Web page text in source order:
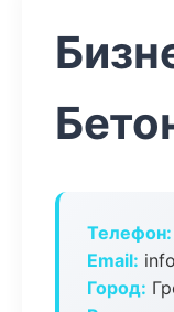
Телефон:
Email:
Город: